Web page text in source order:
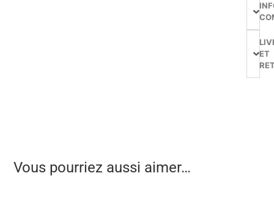
ET
Vous pourriez aussi aimer…